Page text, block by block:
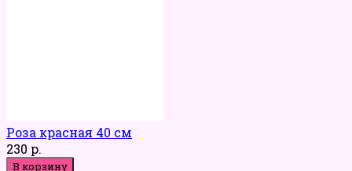
Роза красная 40 см
230 р.
В корзину